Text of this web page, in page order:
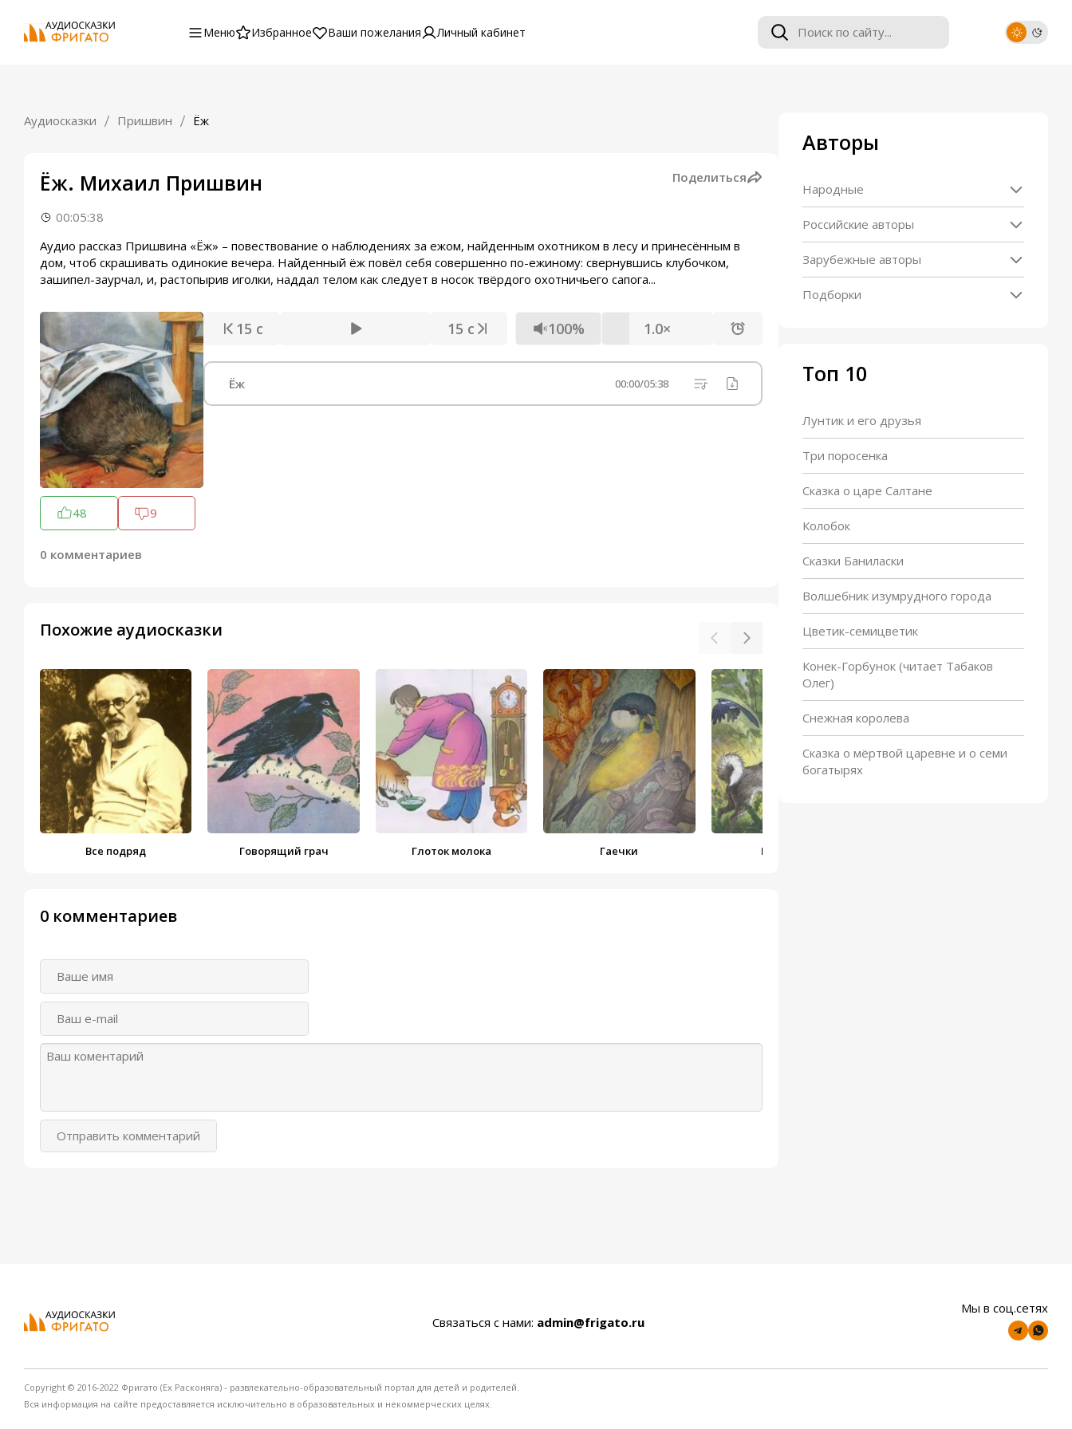
Меню Избранное Ваши пожелания Личный кабинет
Аудиосказки Пришвин Ёж
Ёж. Михаил Пришвин Поделиться
00:05:38
Аудио рассказ Пришвина «Ёж» – повествование о наблюдениях за ежом, найденным охотником в лесу и принесённым в
дом, чтоб скрашивать одинокие вечера. Найденный ёж повёл себя совершенно по-ежиному: свернувшись клубочком,
зашипел-заурчал, и, растопырив иголки, наддал телом как следует в носок твёрдого охотничьего сапога...
48 9
0 комментариев
15 с 15 с 100% 1.0×
Ёж 00:00/05:38
Похожие аудиосказки
Все подряд Говорящий грач Глоток молока Гаечки Выскочка
0 комментариев
Отправить комментарий
Авторы
Народные
Российские авторы
Зарубежные авторы
Подборки
Топ 10
Лунтик и его друзья
Три поросенка
Сказка о царе Салтане
Колобок
Сказки Баниласки
Волшебник изумрудного города
Цветик-семицветик
Конек-Горбунок (читает Табаков
Олег)
Снежная королева
Сказка о мёртвой царевне и о семи
богатырях
Связаться с нами: admin@frigato.ru
Мы в соц.сетях
Copyright © 2016-2022 Фригато (Ex Расконяга) - развлекательно-образовательный портал для детей и родителей.
Вся информация на сайте предоставляется исключительно в образовательных и некоммерческих целях.